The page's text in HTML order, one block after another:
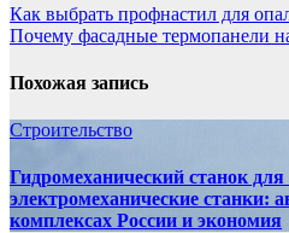
Навигация
по
записям
Как выбрать профнастил для
Почему фасадные термопанели
Похожая запись
Строительство
Гидромеханический станок
электромеханические станки:
комплексах России и экономия